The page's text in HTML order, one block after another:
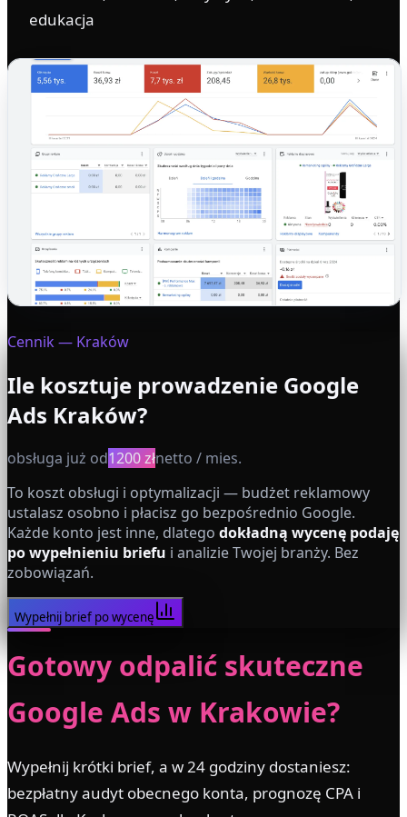
edukacja
Cennik— Kraków
Ile kosztuje prowadzenie Google
Ads Kraków?
obsługa już od1200 złnetto / mies.
To koszt obsługi i optymalizacji — budżet reklamowy
ustalasz osobno i płacisz go bezpośrednio Google.
Każde konto jest inne, dlatego dokładną wycenę podaję
po wypełnieniu briefu i analizie Twojej branży. Bez
zobowiązań.
Wypełnij brief po wycenę
Gotowy odpalić skuteczne
Google Ads w Krakowie?
Wypełnij krótki brief, a w 24 godziny dostaniesz:
bezpłatny audyt obecnego konta, prognozę CPA i